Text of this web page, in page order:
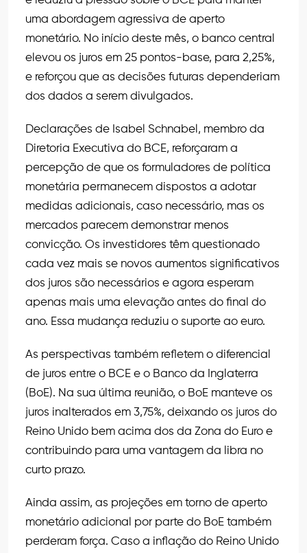
uma abordagem agressiva de aperto
monetário. No início deste mês, o banco central
elevou os juros em 25 pontos-base, para 2,25%,
e reforçou que as decisões futuras dependeriam
dos dados a serem divulgados.
Declarações de Isabel Schnabel, membro da
Diretoria Executiva do BCE, reforçaram a
percepção de que os formuladores de política
monetária permanecem dispostos a adotar
medidas adicionais, caso necessário, mas os
mercados parecem demonstrar menos
convicção. Os investidores têm questionado
cada vez mais se novos aumentos significativos
dos juros são necessários e agora esperam
apenas mais uma elevação antes do final do
ano. Essa mudança reduziu o suporte ao euro.
As perspectivas também refletem o diferencial
de juros entre o BCE e o Banco da Inglaterra
(BoE). Na sua última reunião, o BoE manteve os
juros inalterados em 3,75%, deixando os juros do
Reino Unido bem acima dos da Zona do Euro e
contribuindo para uma vantagem da libra no
curto prazo.
Ainda assim, as projeções em torno de aperto
monetário adicional por parte do BoE também
perderam força. Caso a inflação do Reino Unido